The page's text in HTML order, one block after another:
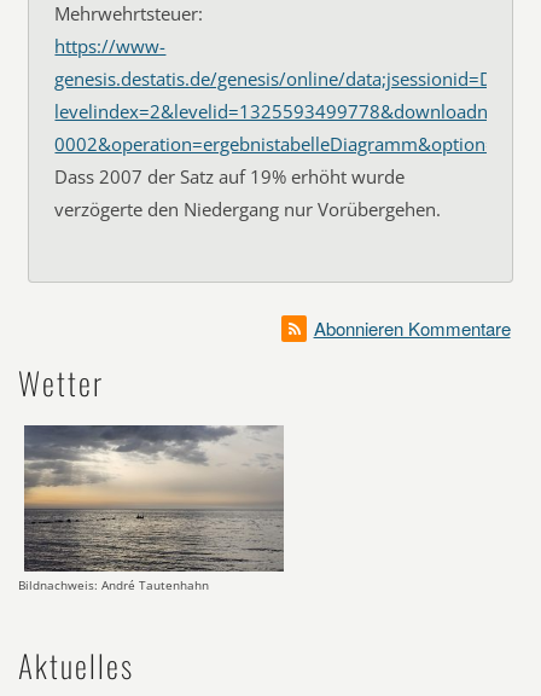
Mehrwehrtsteuer:
https://www-
genesis.destatis.de/genesis/online/
Dass 2007 der Satz auf 19% erhöht wurde
verzögerte den Niedergang nur Vorübergehen.
Abonnieren Kommentare
Wetter
Bildnachweis: André Tautenhahn
Aktuelles